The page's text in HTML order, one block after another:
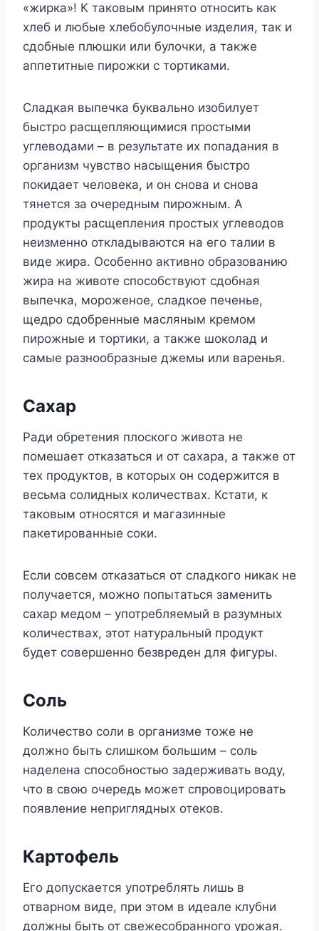
«жирка»! К таковым принято относить как
хлеб и любые хлебобулочные изделия, так и
сдобные плюшки или булочки, а также
аппетитные пирожки с тортиками.
Сладкая выпечка буквально изобилует
быстро расщепляющимися простыми
углеводами – в результате их попадания в
организм чувство насыщения быстро
покидает человека, и он снова и снова
тянется за очередным пирожным. А
продукты расщепления простых углеводов
неизменно откладываются на его талии в
виде жира. Особенно активно образованию
жира на животе способствуют сдобная
выпечка, мороженое, сладкое печенье,
щедро сдобренные масляным кремом
пирожные и тортики, а также шоколад и
самые разнообразные джемы или варенья.
Сахар
Ради обретения плоского живота не
помешает отказаться и от сахара, а также от
тех продуктов, в которых он содержится в
весьма солидных количествах. Кстати, к
таковым относятся и магазинные
пакетированные соки.
Если совсем отказаться от сладкого никак не
получается, можно попытаться заменить
сахар медом – употребляемый в разумных
количествах, этот натуральный продукт
будет совершенно безвреден для фигуры.
Соль
Количество соли в организме тоже не
должно быть слишком большим – соль
наделена способностью задерживать воду,
что в свою очередь может спровоцировать
появление неприглядных отеков.
Картофель
Его допускается употреблять лишь в
отварном виде, при этом в идеале клубни
должны быть от свежесобранного урожая.